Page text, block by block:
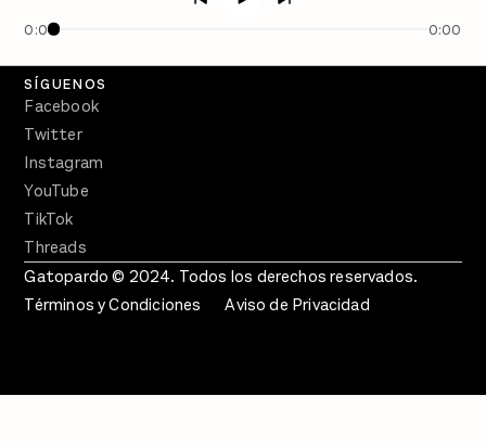
0:00 0:00
Crecer en Distopía
SÍGUENOS
Facebook
Twitter
Instagram
YouTube
TikTok
Threads
Gatopardo © 2024. Todos los derechos reservados.
Términos y Condiciones
Aviso de Privacidad